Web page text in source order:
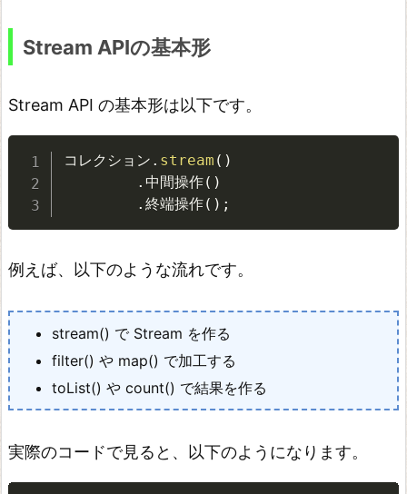
a
c
h、
n
o
M
c
h
の
使
Stream APIの基本形
Stream API の基本形は以下です。
コレクション . stream ( )
. 中間操作( )
. 終端操作( ) ;
例えば、以下のような流れです。
stream() で Stream を作る
filter() や map() で加工する
toList() や count() で結果を作る
実際のコードで見ると、以下のようになります。